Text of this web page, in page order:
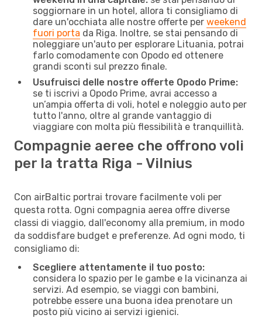
soggiornare in un hotel, allora ti consigliamo di
dare un'occhiata alle nostre offerte per weekend
fuori porta da Riga. Inoltre, se stai pensando di
noleggiare un'auto per esplorare Lituania, potrai
farlo comodamente con Opodo ed ottenere
grandi sconti sul prezzo finale.
Usufruisci delle nostre offerte Opodo Prime:
se ti iscrivi a Opodo Prime, avrai accesso a
un’ampia offerta di voli, hotel e noleggio auto per
tutto l'anno, oltre al grande vantaggio di
viaggiare con molta più flessibilità e tranquillità.
Compagnie aeree che offrono voli
per la tratta Riga - Vilnius
Con airBaltic portrai trovare facilmente voli per
questa rotta. Ogni compagnia aerea offre diverse
classi di viaggio, dall'economy alla premium, in modo
da soddisfare budget e preferenze. Ad ogni modo, ti
consigliamo di:
Scegliere attentamente il tuo posto:
considera lo spazio per le gambe e la vicinanza ai
servizi. Ad esempio, se viaggi con bambini,
potrebbe essere una buona idea prenotare un
posto più vicino ai servizi igienici.